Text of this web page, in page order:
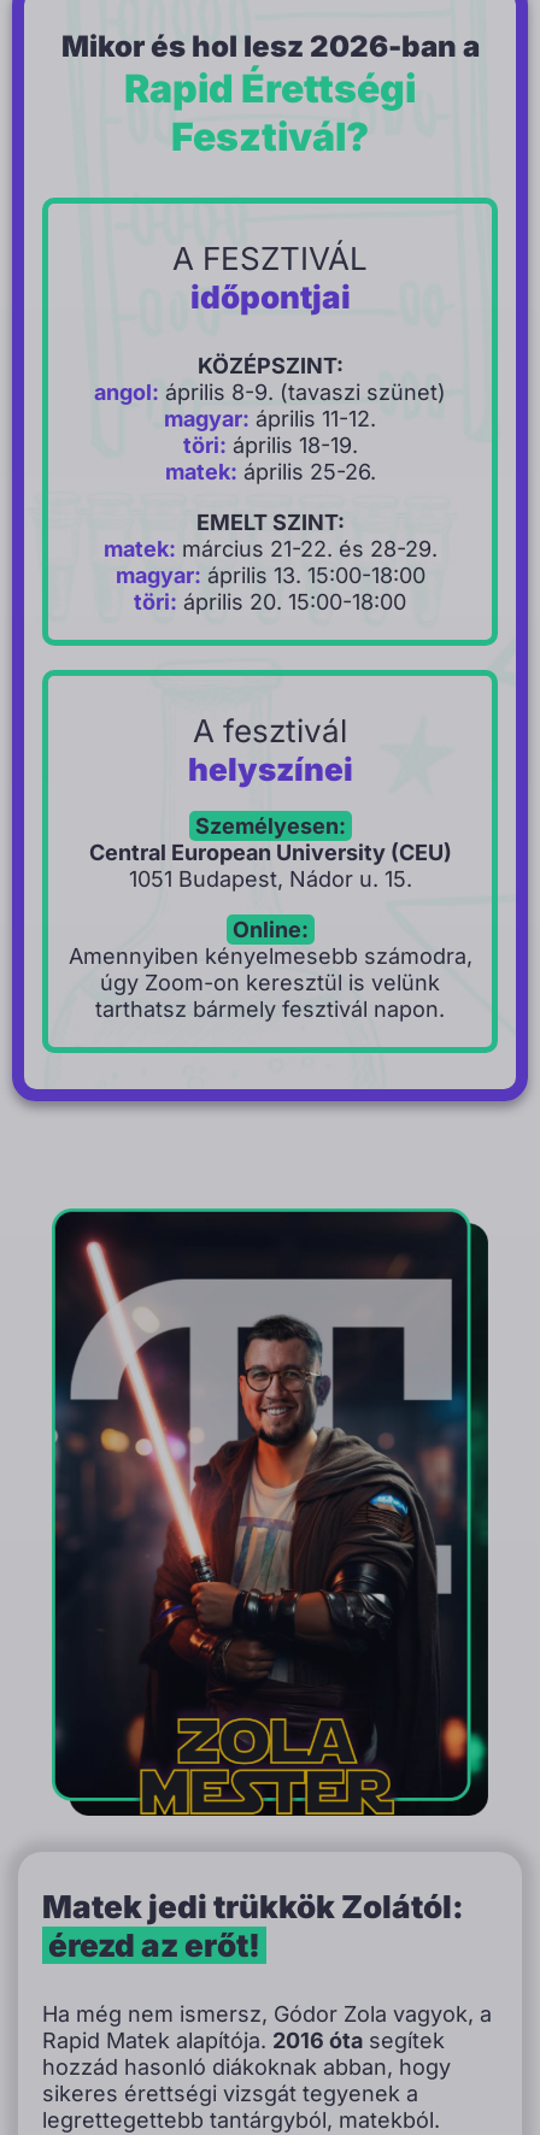
Mikor és hol lesz 2026-ban a
Rapid Érettségi
Fesztivál?
A FESZTIVÁL
időpontjai
KÖZÉPSZINT:
angol: április 8-9. (tavaszi szünet)
magyar: április 11-12.
töri: április 18-19.
matek: április 25-26.
EMELT SZINT:
matek: március 21-22. és 28-29.
magyar: április 13. 15:00-18:00
töri: április 20. 15:00-18:00
A fesztivál
helyszínei
Személyesen:
Central European University (CEU)
1051 Budapest, Nádor u. 15.
Online:
Amennyiben kényelmesebb számodra,
úgy Zoom-on keresztül is velünk
tarthatsz bármely fesztivál napon.
Matek jedi trükkök Zolától:
érezd az erőt!
Ha még nem ismersz, Gódor Zola vagyok, a
Rapid Matek alapítója. 2016 ótasegítek
hozzád hasonló diákoknak abban, hogy
sikeres érettségi vizsgát tegyenek a
legrettegettebb tantárgyból, matekból.